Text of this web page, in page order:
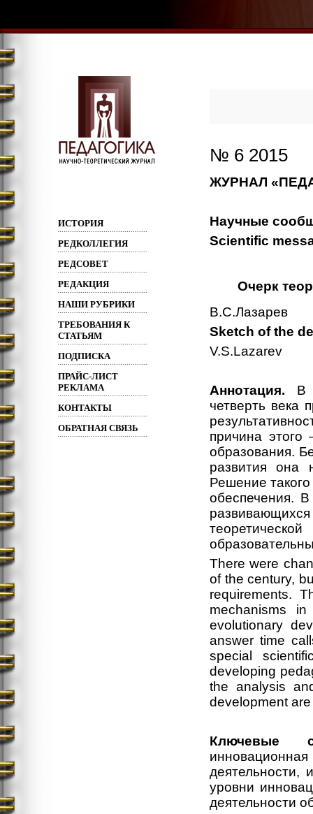
ИСТОРИЯ
РЕДКОЛЛЕГИЯ
РЕДСОВЕТ
РЕДАКЦИЯ
НАШИ РУБРИКИ
ТРЕБОВАНИЯ К
СТАТЬЯМ
ПОДПИСКА
ПРАЙС-ЛИСТ
РЕКЛАМА
КОНТАКТЫ
ОБРАТНАЯ СВЯЗЬ
№ 6 2015
ЖУРНАЛ
Научные
Scientific
Очерк
В.С.Лазарев
Sketch of the
V.S.Lazarev
Аннотация. В
четверть века
причина этого
образования.
развития она
Решение
обеспечения.
There were
of the century,
requirements.
mechanisms
evolutionary
answer time
special
developing
the analysis
development
Ключевые
деятельности,
уровни
деятельности